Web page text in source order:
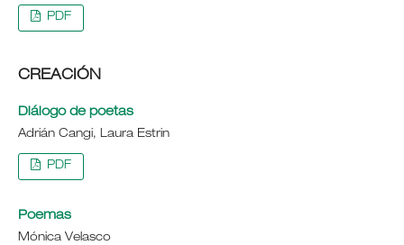
PDF
CREACIÓN
Diálogo de poetas
Adrián Cangi, Laura Estrin
PDF
Poemas
Mónica Velasco